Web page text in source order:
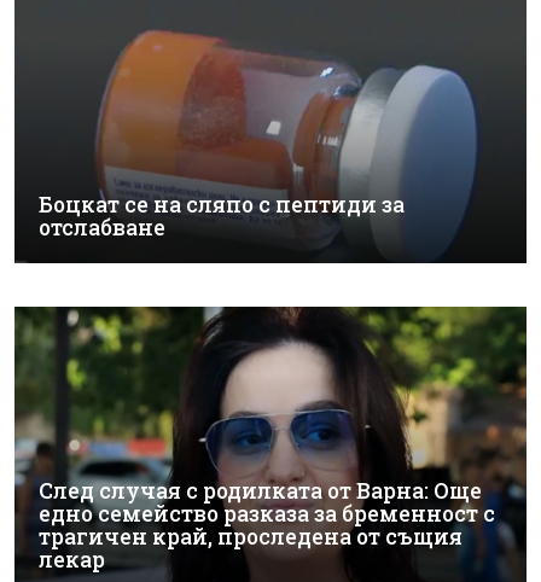
Боцкат се на сляпо с пептиди за
отслабване
След случая с родилката от Варна: Още
едно семейство разказа за бременност с
трагичен край, проследена от същия
лекар